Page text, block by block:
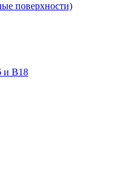
поверхности)
и В18